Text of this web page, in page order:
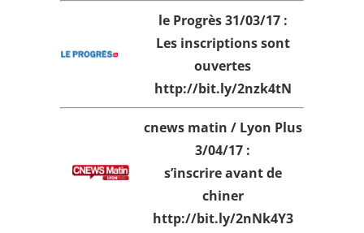
le Progrès 31/03/17 :
Les inscriptions sont
ouvertes
http://bit.ly/2nzk4tN
cnews matin / Lyon Plus
3/04/17 :
s’inscrire avant de
chiner
http://bit.ly/2nNk4Y3